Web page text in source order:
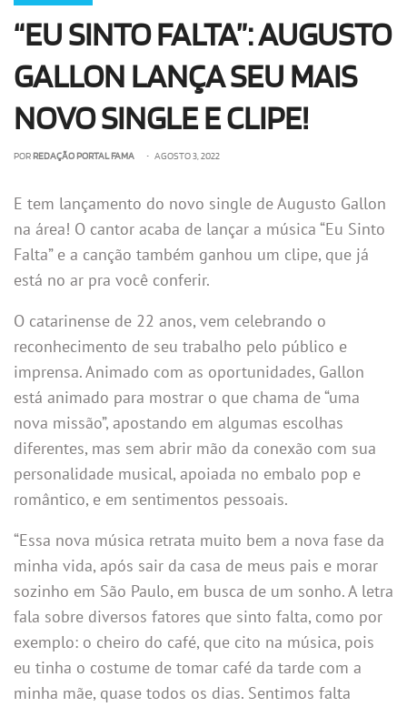
“EU SINTO FALTA”: AUGUSTO
GALLON LANÇA SEU MAIS
NOVO SINGLE E CLIPE!
POR REDAÇÃO PORTAL FAMA • AGOSTO 3, 2022
E tem lançamento do novo single de Augusto Gallon
na área! O cantor acaba de lançar a música “Eu Sinto
Falta” e a canção também ganhou um clipe, que já
está no ar pra você conferir.
O catarinense de 22 anos, vem celebrando o
reconhecimento de seu trabalho pelo público e
imprensa. Animado com as oportunidades, Gallon
está animado para mostrar o que chama de “uma
nova missão”, apostando em algumas escolhas
diferentes, mas sem abrir mão da conexão com sua
personalidade musical, apoiada no embalo pop e
romântico, e em sentimentos pessoais.
“Essa nova música retrata muito bem a nova fase da
minha vida, após sair da casa de meus pais e morar
sozinho em São Paulo, em busca de um sonho. A letra
fala sobre diversos fatores que sinto falta, como por
exemplo: o cheiro do café, que cito na música, pois
eu tinha o costume de tomar café da tarde com a
minha mãe, quase todos os dias. Sentimos falta